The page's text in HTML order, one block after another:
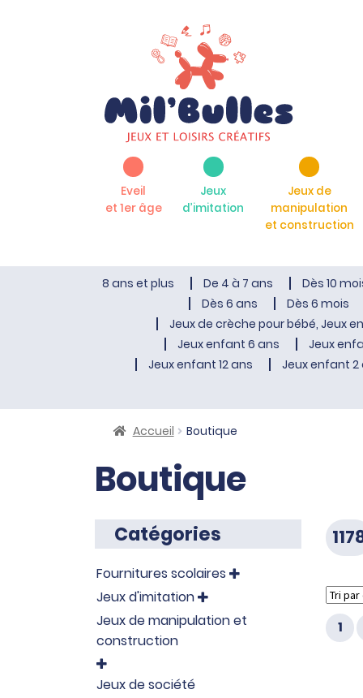
Eveil
et 1er âge
Jeux
d’imitation
Jeux de
manipulation
et construction
8 ans et plus De 4 à 7 ans
Dès 10
Dès 6 ans
Dès 6 mois
Jeux de crèche pour bébé, Jeux
Jeux enfant 6 ans
Jeux
Jeux enfant 12 ans
Jeux enfant 2
Accueil Boutique
Boutique
Catégories
Fournitures scolaires 
Jeux d'imitation 
Jeux de manipulation et
construction

Jeux de société
1